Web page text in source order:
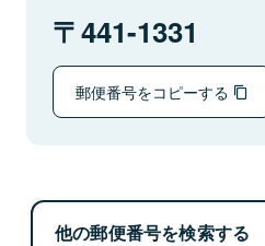
441-1331
郵便番号をコピーする
他の郵便番号を検索する